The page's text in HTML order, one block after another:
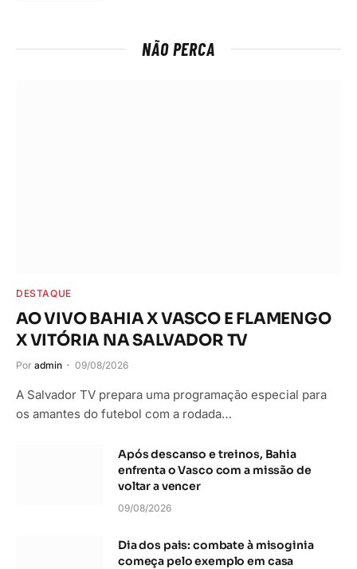
NÃO PERCA
DESTAQUE
AO VIVO BAHIA X VASCO E FLAMENGO
X VITÓRIA NA SALVADOR TV
Por admin 09/08/2026
A Salvador TV prepara uma programação especial para
os amantes do futebol com a rodada…
Após descanso e treinos, Bahia
enfrenta o Vasco com a missão de
voltar a vencer
09/08/2026
Dia dos pais: combate à misoginia
começa pelo exemplo em casa